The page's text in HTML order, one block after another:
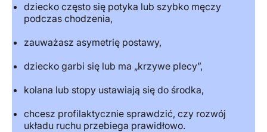
dziecko często się potyka lub szybko męczy
podczas chodzenia,
zauważasz asymetrię postawy,
dziecko garbi się lub ma „krzywe plecy”,
kolana lub stopy ustawiają się do środka,
chcesz profilaktycznie sprawdzić, czy rozwój
układu ruchu przebiega prawidłowo.